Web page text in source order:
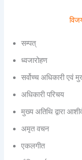
सम्पत्
ध्वजारोहण
सर्वोच्च अधिकारी एवं
अधिकारी परिचय
मुख्य अतिथि द्वारा
अमृत वचन
एकलगीत